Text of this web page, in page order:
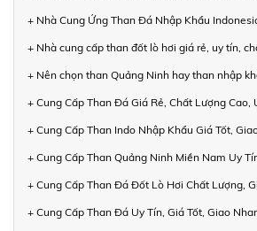
+ Nhà Cung Ứng Than Đá Nhập Khẩu
+ Nhà cung cấp than đốt lò hơi giá rẻ, uy tín,
+ Nên chọn than Quảng Ninh hay than nhập
+ Cung Cấp Than Đá Giá Rẻ, Chất Lượng Cao,
+ Cung Cấp Than Indo Nhập Khẩu Giá Tốt,
+ Cung Cấp Than Quảng Ninh Miền Nam Uy
+ Cung Cấp Than Đá Đốt Lò Hơi Chất Lượng,
+ Cung Cấp Than Đá Uy Tín, Giá Tốt, Giao